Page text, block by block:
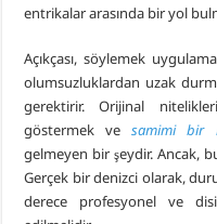
entrikalar arasında bir yol
Açıkçası, söylemek
olumsuzluklardan uzak
gerektirir. Orijinal
göstermek vesamimi bir
gelmeyen bir şeydir. Ancak,
Gerçek bir denizci olarak,
derece profesyonel ve